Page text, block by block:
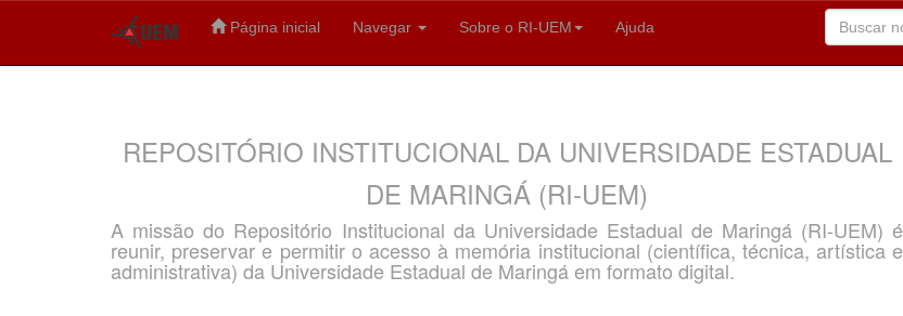
Página inicial Navegar Sobre o RI-UEM Ajuda
REPOSITÓRIO INSTITUCIONAL DA UNIVERSIDADE ESTADUAL
DE MARINGÁ (RI-UEM)
A missão do Repositório Institucional da Universidade Estadual de Maringá (RI-UEM) é
reunir, preservar e permitir o acesso à memória institucional (científica, técnica, artística e
administrativa) da Universidade Estadual de Maringá em formato digital.